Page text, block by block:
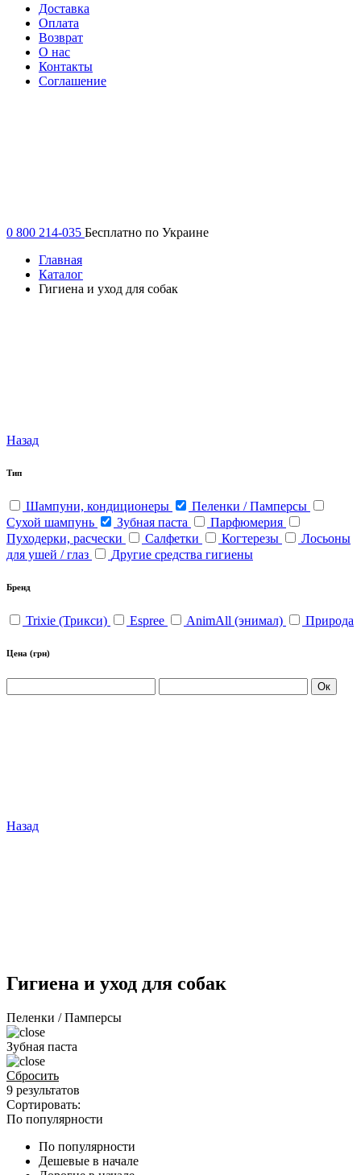
Доставка
Оплата
Возврат
О нас
Контакты
Соглашение
0 800 214-035 Бесплатно по Украине
Главная
Каталог
Гигиена и уход для собак
Назад
Тип
Шампуни, кондиционеры
Пеленки / Памперсы
Сухой шампунь
Зубная паста
Парфюмерия
Пуходерки, расчески
Салфетки Когтерезы
Лосьоны
для ушей / глаз
Другие средства гигиены
Бренд
Trixie (Трикси) Espree AnimAll (энимал) Природа
Цена (грн)
Ок
Назад
Гигиена и уход для собак
Пеленки / Памперсы
Зубная паста
Сбросить
9 результатов
Сортировать:
По популярности
По популярности
Дешевые в начале